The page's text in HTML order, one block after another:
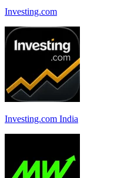
Investing.com
Investing.com India